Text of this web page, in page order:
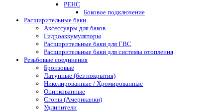
РЕНС
Боковое подключение
Расширительные баки
Аксессуары для баков
Гидроаккумуляторы
Расширительные баки для ГВС
Расширительные баки для системы отопления
Резьбовые соединения
Бронзовые
Латунные (без покрытия)
Никелированные / Хромированные
Оцинкованные
Сгоны (Американки)
Удлинители